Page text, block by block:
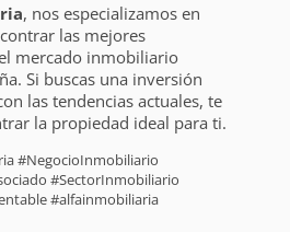
, nos especializamos en
las mejores
mercado inmobiliario
Si buscas una inversión
las tendencias actuales, te
la propiedad ideal para ti.
#NegocioInmobiliario
#SectorInmobiliario
#alfainmobiliaria